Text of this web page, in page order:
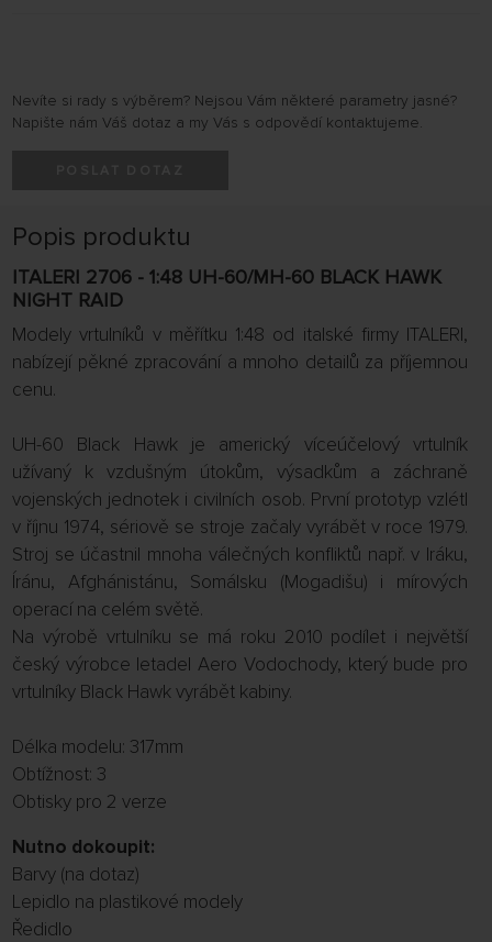
Nevíte si rady s výběrem? Nejsou Vám některé parametry jasné?
Napište nám Váš dotaz a my Vás s odpovědí kontaktujeme.
Popis produktu
ITALERI 2706 - 1:48 UH-60/MH-60 BLACK HAWK
NIGHT RAID
Modely vrtulníků v měřítku 1:48 od italské firmy ITALERI,
nabízejí pěkné zpracování a mnoho detailů za příjemnou
cenu.
UH-60 Black Hawk je americký víceúčelový vrtulník
užívaný k vzdušným útokům, výsadkům a záchraně
vojenských jednotek i civilních osob. První prototyp vzlétl
v říjnu 1974, sériově se stroje začaly vyrábět v roce 1979.
Stroj se účastnil mnoha válečných konfliktů např. v Iráku,
Íránu, Afghánistánu, Somálsku (Mogadišu) i mírových
operací na celém světě.
Na výrobě vrtulníku se má roku 2010 podílet i největší
český výrobce letadel Aero Vodochody, který bude pro
vrtulníky Black Hawk vyrábět kabiny.
Délka modelu: 317mm
Obtížnost: 3
Obtisky pro 2 verze
Nutno dokoupit:
Barvy (na dotaz)
Lepidlo na plastikové modely
Ředidlo